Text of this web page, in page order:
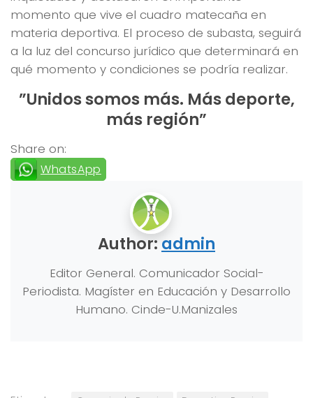
momento que vive el cuadro matecaña en
materia deportiva. El proceso de subasta, seguirá
a la luz del concurso jurídico que determinará en
qué momento y condiciones se podría realizar.
”Unidos somos más. Más deporte,
más región”
Share on:
WhatsApp
Author: admin
Editor General. Comunicador Social-
Periodista. Magíster en Educación y Desarrollo
Humano. Cinde-U.Manizales